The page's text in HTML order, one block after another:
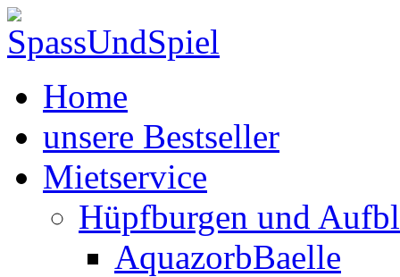
Home
unsere Bestseller
Mietservice
Hüpfburgen und
AquazorbBaelle